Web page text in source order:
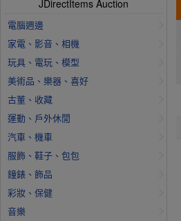
JDirectItems Auction
電腦週邊
家電、影音、相機
玩具、電玩、模型
美術品、樂器、喜好
古董、收藏
運動、戶外休閒
汽車、機車
服飾、鞋子、包包
鐘錶、飾品
彩妝、保健
音樂